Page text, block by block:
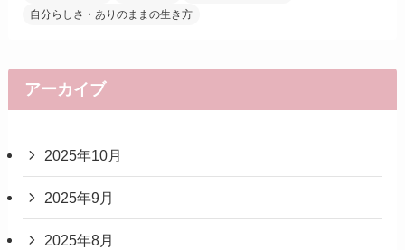
自分らしさ・ありのままの生き方
アーカイブ
2025年10月
2025年9月
2025年8月